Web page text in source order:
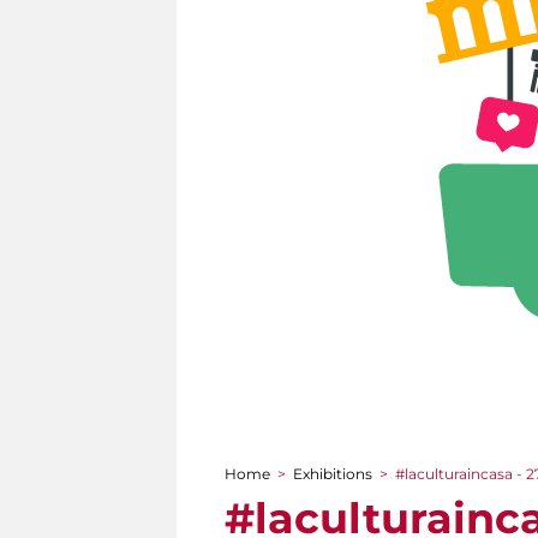
You are here
Home > Exhibitions > #laculturaincasa -